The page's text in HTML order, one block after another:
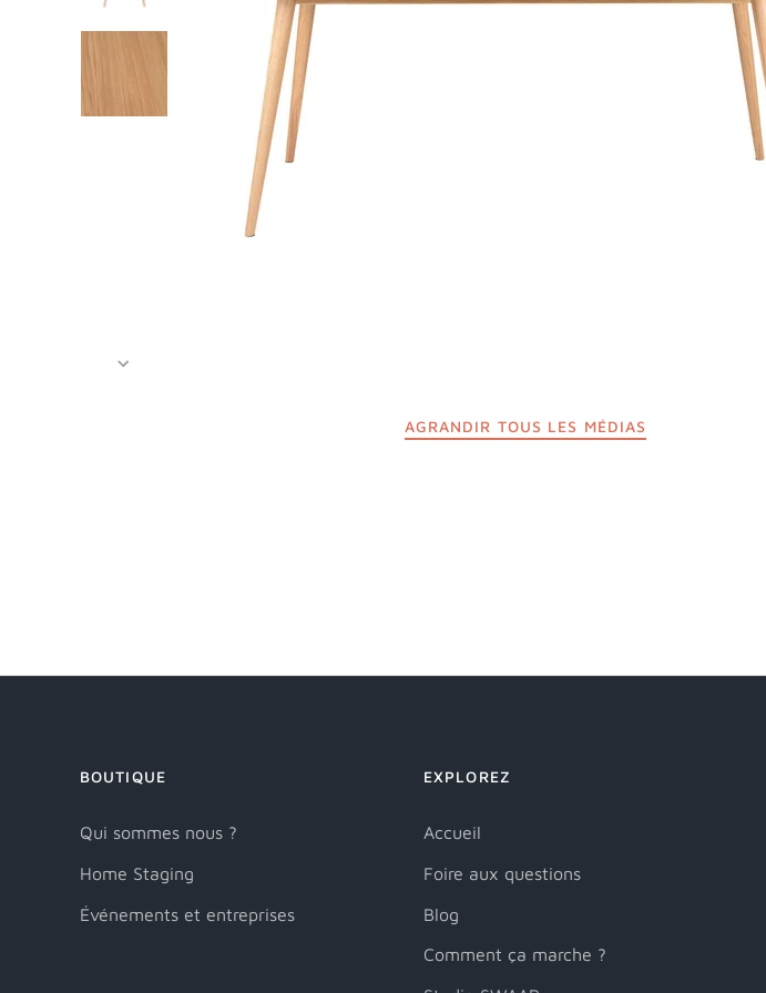
AGRANDIR TOUS LES MÉDIAS
BOUTIQUE
Qui sommes nous ?
Home Staging
Événements et entreprises
EXPLOREZ
Accueil
Foire aux questions
Blog
Comment ça marche ?